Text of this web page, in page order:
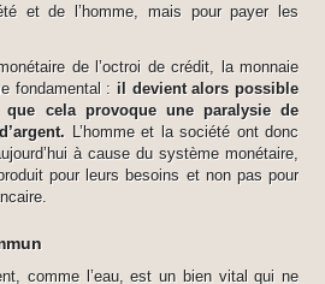
et de l’homme, mais pour payer les
de l’octroi de crédit, la monnaie
fondamental : il devient alors possible
que cela provoque une paralysie de
L’homme et la société ont donc
à cause du système monétaire,
pour leurs besoins et non pas pour
comme l’eau, est un bien vital qui ne